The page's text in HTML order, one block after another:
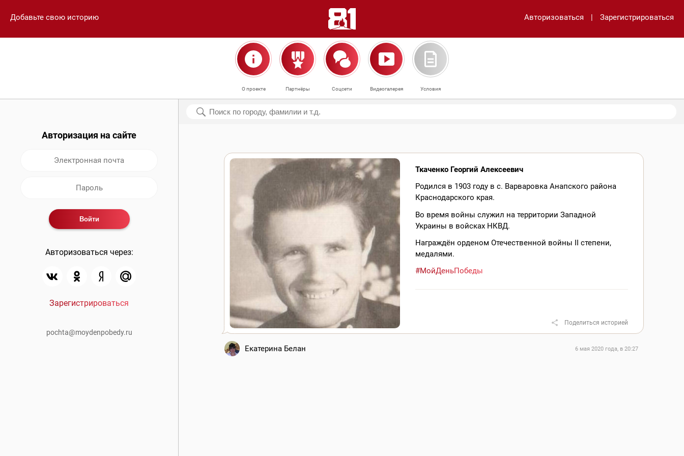
Добавьте свою историю Авторизоваться | Зарегистрироваться
О проекте Партнёры Соцсети Видеогалерея Условия
Авторизация на сайте
Авторизоваться через:
Зарегистрироваться
pochta@moydenpobedy.ru
Ткаченко Георгий Алексеевич
Родился в 1903 году в с. Варваровка Анапского района
Краснодарского края.
Во время войны служил на территории Западной
Украины в войсках НКВД.
Награждён орденом Отечественной войны II степени,
медалями.
#МойДеньПобеды
Поделиться историей
Екатерина Белан 6 мая 2020 года, в 20:27